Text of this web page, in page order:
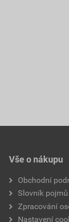
Vše o nákupu
Obchodní
Slovník pojmů
Zpracování
Nastavení